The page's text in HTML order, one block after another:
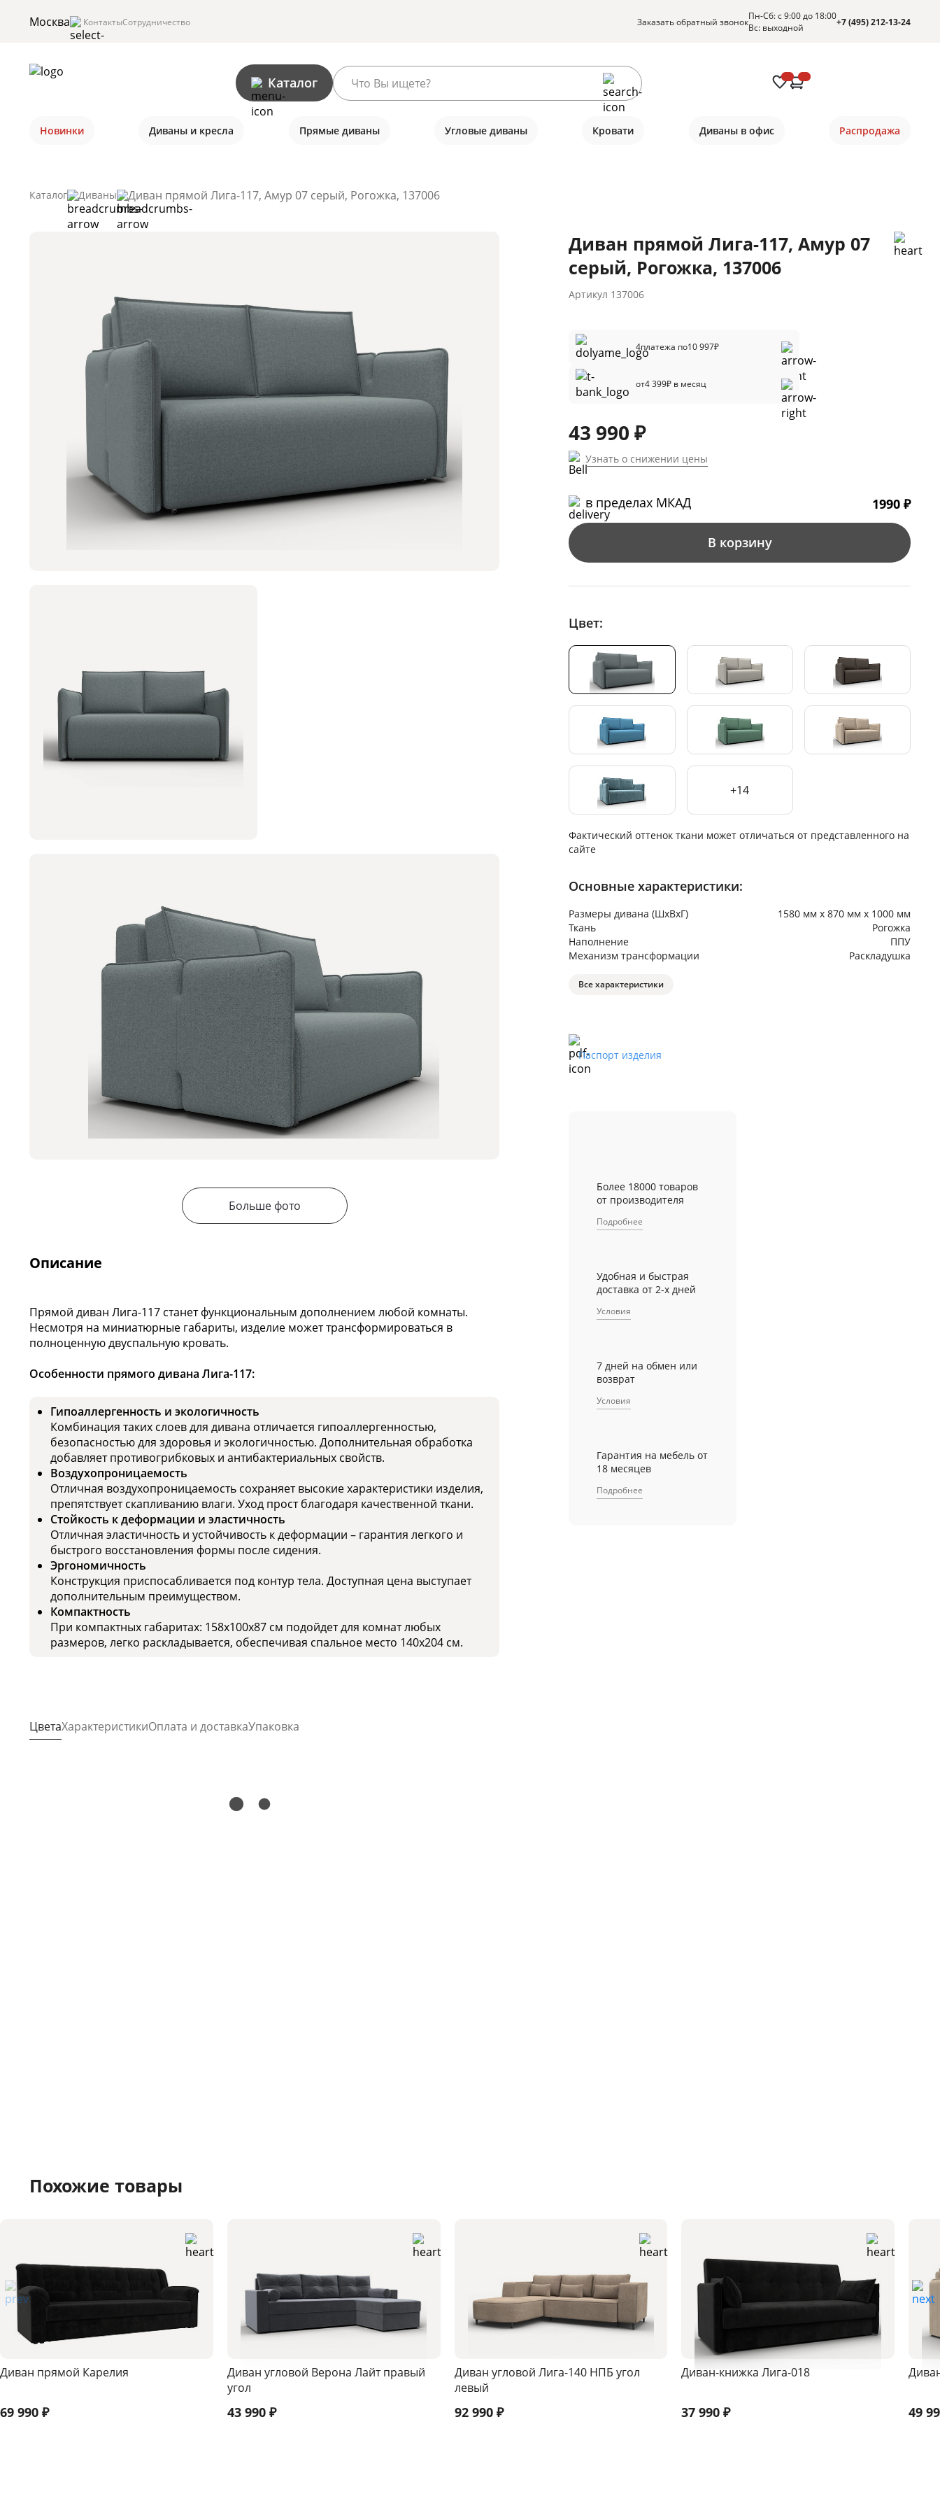
Москва КонтактыСотрудничество Заказать обратный звонокПн-Сб: с 9:00 до 18:00
Вс: выходной
+7 (495) 212-13-24
Каталог
Новинки Диваны и кресла Прямые диваны Угловые диваны Кровати Диваны в офис Распродажа
Каталог Диваны Диван прямой Лига-117, Амур 07 серый, Рогожка, 137006
Больше фото
Описание
Прямой диван Лига-117 станет функциональным дополнением любой комнаты.
Несмотря на миниатюрные габариты, изделие может трансформироваться в
полноценную двуспальную кровать.
Особенности прямого дивана Лига-117:
Гипоаллергенность и экологичность
Комбинация таких слоев для дивана отличается гипоаллергенностью,
безопасностью для здоровья и экологичностью. Дополнительная обработка
добавляет противогрибковых и антибактериальных свойств.
Воздухопроницаемость
Отличная воздухопроницаемость сохраняет высокие характеристики изделия,
препятствует скапливанию влаги. Уход прост благодаря качественной ткани.
Стойкость к деформации и эластичность
Отличная эластичность и устойчивость к деформации – гарантия легкого и
быстрого восстановления формы после сидения.
Эргономичность
Конструкция приспосабливается под контур тела. Доступная цена выступает
дополнительным преимуществом.
Компактность
При компактных габаритах: 158x100x87 см подойдет для комнат любых
размеров, легко раскладывается, обеспечивая спальное место 140х204 см.
ЦветаХарактеристикиОплата и доставкаУпаковка
Диван прямой Лига-117, Амур 07
серый, Рогожка, 137006
Артикул 137006
4платежа по10 997₽
от4 399₽ в месяц
43 990 ₽
Узнать о снижении цены
в пределах МКАД 1990 ₽
В корзину
Цвет:
+14
Фактический оттенок ткани может отличаться от представленного на
сайте
Основные характеристики:
Размеры дивана (ШхВхГ)
1580 мм х 870 мм х 1000 мм
Ткань
Рогожка
Наполнение
ППУ
Механизм трансформации
Раскладушка
Все характеристики
Паспорт изделия
Более 18000 товаров
от производителя
Подробнее
Удобная и быстрая
доставка от 2-х дней
Условия
7 дней на обмен или
возврат
Условия
Гарантия на мебель от
18 месяцев
Подробнее
Похожие товары
Диван прямой Карелия
69 990 ₽
Диван угловой Верона Лайт правый
угол
43 990₽
Диван угловой Лига-140 НПБ угол
левый
92 990₽
Диван-книжка Лига-018
37 990 ₽ 49